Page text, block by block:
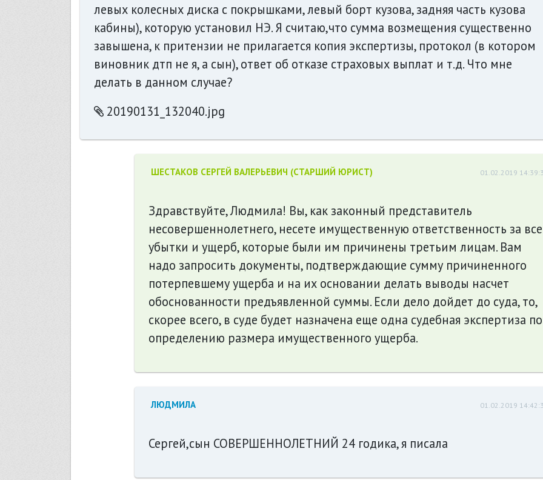
левых колесных диска с покрышками, левый борт кузова, задняя часть кузова
кабины), которую установил НЭ. Я считаю,что сумма возмещения существенно
завышена, к притензии не прилагается копия экспертизы, протокол (в котором
виновник дтп не я, а сын), ответ об отказе страховых выплат и т.д. Что мне
делать в данном случае?
20190131_132040.jpg
ШЕСТАКОВ СЕРГЕЙ ВАЛЕРЬЕВИЧ (СТАРШИЙ ЮРИСТ) 01.02.2019
Здравствуйте, Людмила! Вы, как законный представитель
несовершеннолетнего, несете имущественную ответственность за все
убытки и ущерб, которые были им причинены третьим лицам. Вам
надо запросить документы, подтверждающие сумму причиненного
потерпевшему ущерба и на их основании делать выводы насчет
обоснованности предъявленной суммы. Если дело дойдет до суда, то,
скорее всего, в суде будет назначена еще одна судебная экспертиза по
определению размера имущественного ущерба.
ЛЮДМИЛА 01.02.2019
Сергей,сын СОВЕРШЕННОЛЕТНИЙ 24 годика, я писала